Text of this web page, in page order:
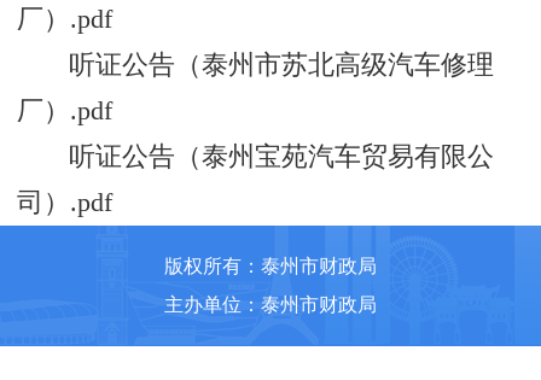
厂）.pdf
听证公告（泰州市苏北高级汽车修理
厂）.pdf
听证公告（泰州宝苑汽车贸易有限公
司）.pdf
版权所有：泰州市财政局
主办单位：泰州市财政局